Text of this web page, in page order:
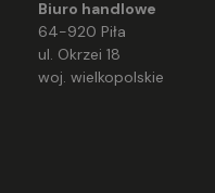
Biuro handlowe
64-920 Piła
ul. Okrzei 18
woj. wielkopolskie